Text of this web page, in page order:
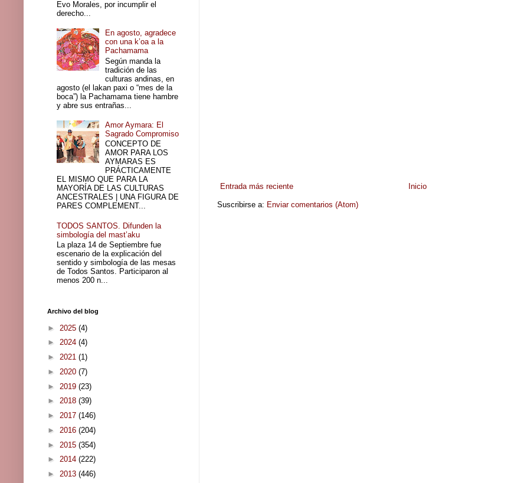
Entrada más reciente Inicio
Suscribirse a: Enviar comentarios (Atom)
Evo Morales, por incumplir el
derecho...
En agosto, agradece
con una k’oa a la
Pachamama
Según manda la
tradición de las
culturas andinas, en
agosto (el lakan paxi o “mes de la
boca”) la Pachamama tiene hambre
y abre sus entrañas...
Amor Aymara: El
Sagrado Compromiso
CONCEPTO DE
AMOR PARA LOS
AYMARAS ES
PRÁCTICAMENTE
EL MISMO QUE PARA LA
MAYORÍA DE LAS CULTURAS
ANCESTRALES | UNA FIGURA DE
PARES COMPLEMENT...
TODOS SANTOS. Difunden la
simbología del mast’aku
La plaza 14 de Septiembre fue
escenario de la explicación del
sentido y simbología de las mesas
de Todos Santos. Participaron al
menos 200 n...
Archivo del blog
► 2025 (4)
► 2024 (4)
► 2021 (1)
► 2020 (7)
► 2019 (23)
► 2018 (39)
► 2017 (146)
► 2016 (204)
► 2015 (354)
► 2014 (222)
► 2013 (446)